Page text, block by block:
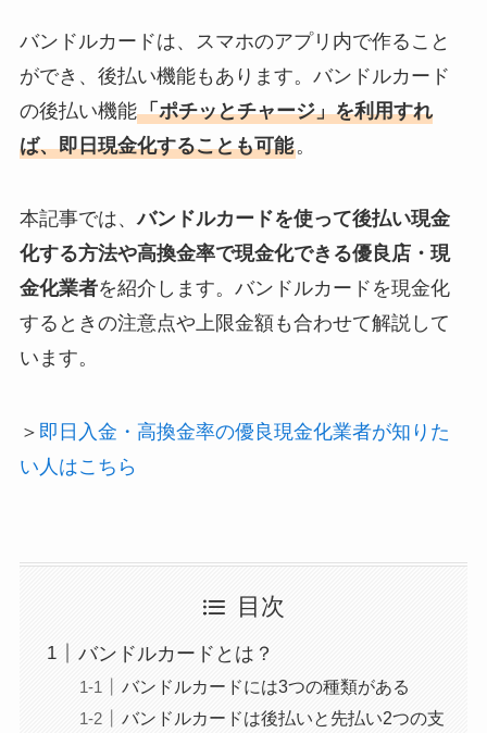
バンドルカードは、スマホのアプリ内で作ること
ができ、後払い機能もあります。バンドルカード
の後払い機能「ポチッとチャージ」を利用すれ
ば、即日現金化することも可能。
本記事では、バンドルカードを使って後払い現金
化する方法や高換金率で現金化できる優良店・現
金化業者を紹介します。バンドルカードを現金化
するときの注意点や上限金額も合わせて解説して
います。
＞ 即日入金・高換金率の優良現金化業者が知りた
い人はこちら
目次
バンドルカードとは？
バンドルカードには3つの種類がある
バンドルカードは後払いと先払い2つの支